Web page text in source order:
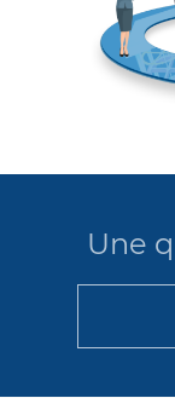
Une